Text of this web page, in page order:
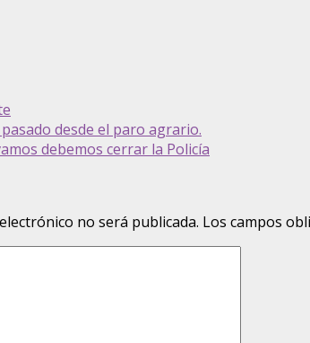
desde el paro agrario.
debemos cerrar la Policía
no será publicada. Los campos